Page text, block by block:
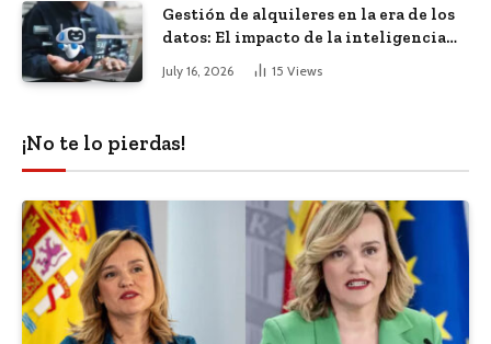
Gestión de alquileres en la era de los
datos: El impacto de la inteligencia
July 16, 2026 15 Views
¡No te lo pierdas!